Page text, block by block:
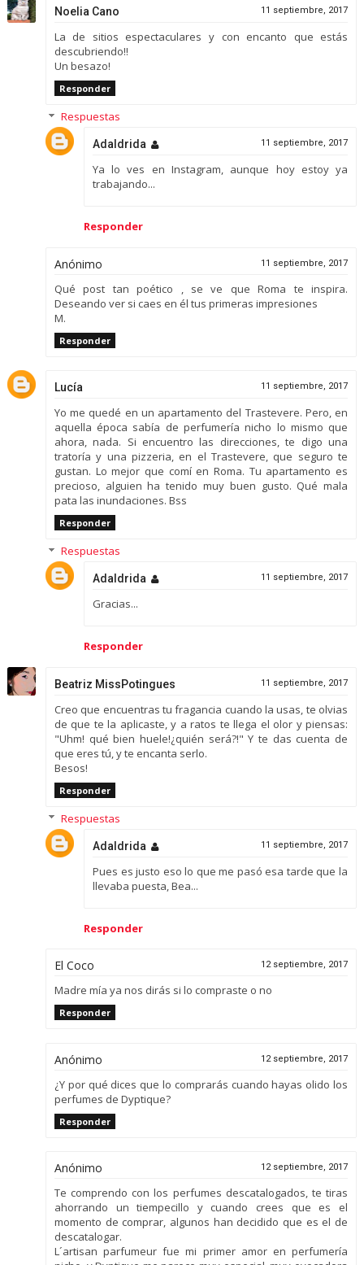
Noelia Cano 11 septiembre, 2017
La de sitios espectaculares y con encanto que estás
descubriendo!!
Un besazo!
Responder
Respuestas
Adaldrida 11 septiembre, 2017
Ya lo ves en Instagram, aunque hoy estoy ya
trabajando...
Responder
Anónimo 11 septiembre, 2017
Qué post tan poético , se ve que Roma te inspira.
Deseando ver si caes en él tus primeras impresiones
M.
Responder
Lucía 11 septiembre, 2017
Yo me quedé en un apartamento del Trastevere. Pero, en
aquella época sabía de perfumería nicho lo mismo que
ahora, nada. Si encuentro las direcciones, te digo una
tratoría y una pizzeria, en el Trastevere, que seguro te
gustan. Lo mejor que comí en Roma. Tu apartamento es
precioso, alguien ha tenido muy buen gusto. Qué mala
pata las inundaciones. Bss
Responder
Respuestas
Adaldrida 11 septiembre, 2017
Gracias...
Responder
Beatriz MissPotingues 11 septiembre, 2017
Creo que encuentras tu fragancia cuando la usas, te olvias
de que te la aplicaste, y a ratos te llega el olor y piensas:
"Uhm! qué bien huele!¿quién será?!" Y te das cuenta de
que eres tú, y te encanta serlo.
Besos!
Responder
Respuestas
Adaldrida 11 septiembre, 2017
Pues es justo eso lo que me pasó esa tarde que la
llevaba puesta, Bea...
Responder
El Coco 12 septiembre, 2017
Madre mía ya nos dirás si lo compraste o no
Responder
Anónimo 12 septiembre, 2017
¿Y por qué dices que lo comprarás cuando hayas olido los
perfumes de Dyptique?
Responder
Anónimo 12 septiembre, 2017
Te comprendo con los perfumes descatalogados, te tiras
ahorrando un tiempecillo y cuando crees que es el
momento de comprar, algunos han decidido que es el de
descatalogar.
L´artisan parfumeur fue mi primer amor en perfumería